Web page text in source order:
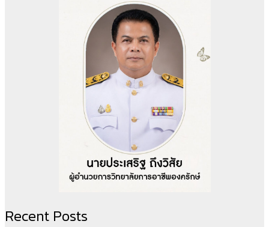
Recent Posts